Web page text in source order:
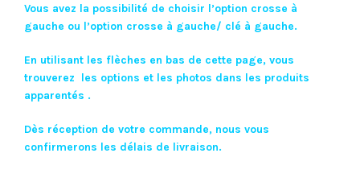
Vous avez la possibilité de choisir l’option crosse à
gauche ou l’option crosse à gauche/ clé à gauche.
En utilisant les flèches en bas de cette page, vous
trouverez les options et les photos dans les produits
apparentés .
Dès réception de votre commande, nous vous
confirmerons les délais de livraison.